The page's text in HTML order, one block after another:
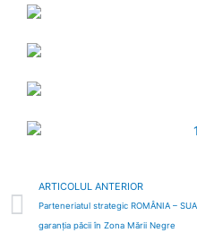
Prev
ARTICOLUL ANTERIOR
Parteneriatul strategic ROMÂNIA – SUA,
garanția păcii în Zona Mării Negre